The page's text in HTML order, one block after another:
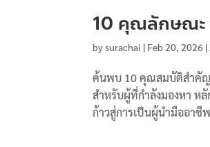
10 คุณลักษณะ
bysurachai | Feb 20, 2026 |
ค้นพบ 10 คุณสมบัติสำคัญข
สำหรับผู้ที่กำลังมองหา ห
ก้าวสู่การเป็นผู้นำมืออาชี